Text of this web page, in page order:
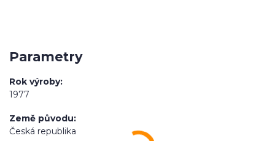
Parametry
Rok výroby
1977
Země původu
Česká republika